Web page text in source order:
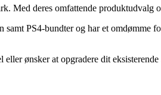
Med deres omfattende
PS4-bundter og har et
ønsker at opgradere dit